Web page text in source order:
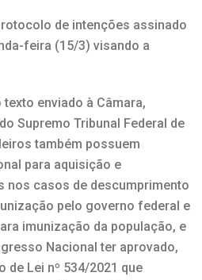
de intenções assinado
feira (15/3) visando a
enviado à Câmara,
Supremo Tribunal Federal de
também possuem
para aquisição e
nos casos de descumprimento
pelo governo federal e
imunização da população, e
Nacional ter aprovado,
de Lei nº 534/2021 que